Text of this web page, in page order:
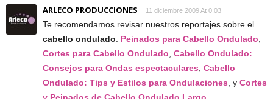
ARLECO PRODUCCIONES 11 diciembre 2009 At 0:03
Te recomendamos revisar nuestros reportajes sobre el
cabello ondulado: Peinados para Cabello Ondulado
Cortes para Cabello Ondulado Cabello Ondulado:
Consejos para Ondas espectaculares Cabello
Ondulado: Tips y Estilos para Ondulaciones , y Cortes